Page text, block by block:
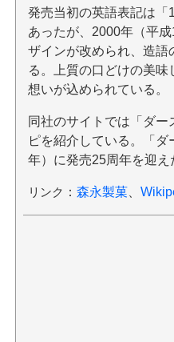
発売当初の英語表記は
あったが、2000年（平
ザインが改められ、造
る。上質の口どけの美味
想いが込められている。
同社のサイトでは「ダ
ピを紹介している。「
年）に発売25周年を迎え
リンク ： 森永製菓、